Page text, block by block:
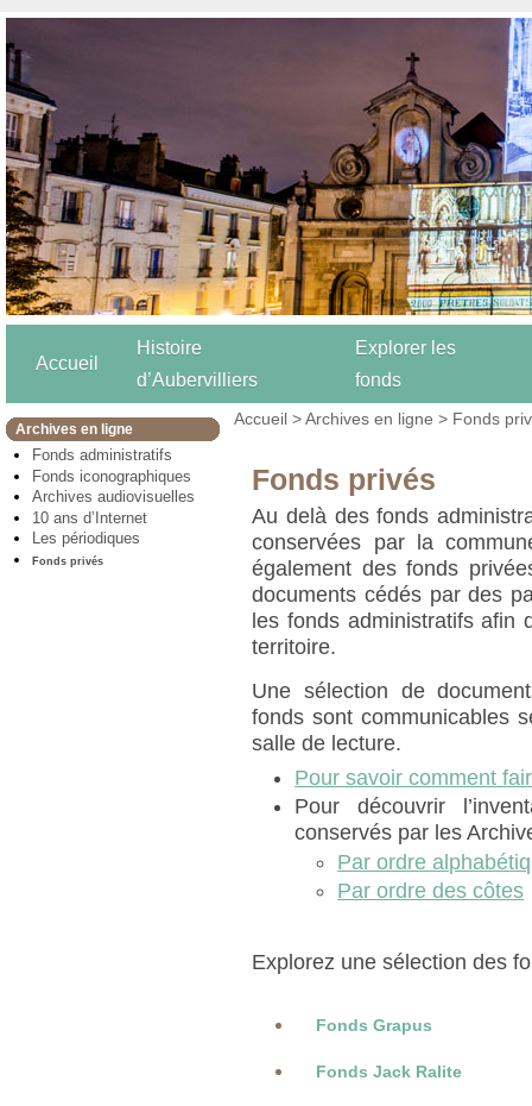
Accueil
Histoire
d’Aubervilliers
Explorer les
fonds
Archives en ligne
Fonds administratifs
Fonds iconographiques
Archives audiovisuelles
10 ans d’Internet
Les périodiques
Fonds privés
Accueil >Archives en ligne > Fonds
Fonds privés
Au delà des fonds
conservées par la
également des fonds
documents cédés par des
les fonds administratifs afin
territoire.
Une sélection de
fonds sont communicables
salle de lecture.
Pour savoir comment
Pour découvrir
conservés par les
Par ordre
Par ordre des côtes
Explorez une sélection des
Fonds Grapus
Fonds Jack Ralite